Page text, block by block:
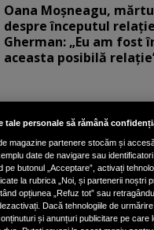
Oana Moșneagu,
despre începutul
Gherman: „Eu am fost
aceasta posibilă
Unde locuiesc Alberto
iubita lui, după ce au
casa Narcisei Balaban:
suntem într-o casă cu
etaje”
tale personale să rămână
magazine partenere stocăm și
date de navigare sau
pe butonul „Acceptare”, activați
la rubrica „Noi, și partenerii noștri
opțiunea „Refuz tot” sau
Dacă tehnologiile de
și anunțuri publicitare pe care